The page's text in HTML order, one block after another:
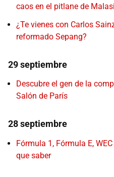
caos en el pitlane de
¿Te vienes con Carlos
reformado Sepang?
29 septiembre
Descubre el gen de la
Salón de París
28 septiembre
Fórmula 1, Fórmula E,
que saber